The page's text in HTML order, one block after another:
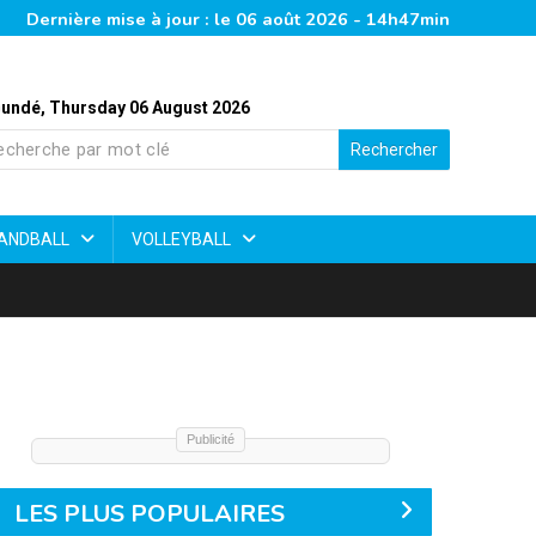
Dernière mise à jour : le 06 août 2026 - 14h47min
Thursday 06 August 2026
Rechercher
VOLLEYBALL
Publicité
LES PLUS POPULAIRES